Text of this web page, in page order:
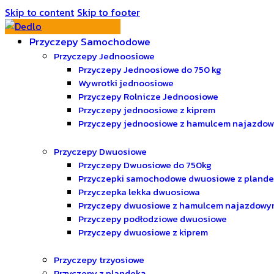
Skip to content Skip to footer
Przyczepy Samochodowe
Przyczepy Jednoosiowe
Przyczepy Jednoosiowe do 750 kg
Wywrotki jednoosiowe
Przyczepy Rolnicze Jednoosiowe
Przyczepy jednoosiowe z kiprem
Przyczepy jednoosiowe z hamulcem
Przyczepy Dwuosiowe
Przyczepy Dwuosiowe do 750kg
Przyczepki samochodowe dwuosiowe z
Przyczepka lekka dwuosiowa
Przyczepy dwuosiowe z hamulcem
Przyczepy podłodziowe dwuosiowe
Przyczepy dwuosiowe z kiprem
Przyczepy trzyosiowe